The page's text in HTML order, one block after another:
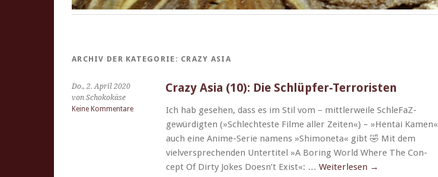
ARCHIV DER KATEGORIE: CRAZY ASIA
Do., 2. April 2020
von Schokokäse
Keine Kommentare
Crazy Asia (10): Die Schlüpfer-Terroristen
Ich hab gese­hen, dass es im Stil vom – mit­tler­weile Schle­­FaZ-
gewürdigten (»Schlecht­este Filme aller Zeit­en«) – »Hen­tai Kamen«
auch eine Ani­me-Serie namens »Shi­mon­e­ta« gibt 🤣 Mit dem
vielver­sprechen­den Unter­ti­tel »A Bor­ing World Where The Con­
cept Of Dirty Jokes Doesn’t Exist«: … Weit­er­lesen →